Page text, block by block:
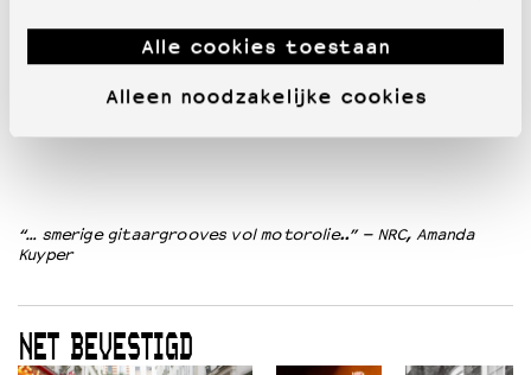
Alle cookies toestaan
Alleen noodzakelijke cookies
“… smerige gitaargrooves vol motorolie..” – NRC, Amanda
Kuyper
NET BEVESTIGD